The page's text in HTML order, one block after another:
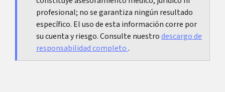
profesional; no se garantiza ningún resultado
específico. El uso de esta información corre por
su cuenta y riesgo. Consulte nuestrodescargo de
responsabilidad completo.